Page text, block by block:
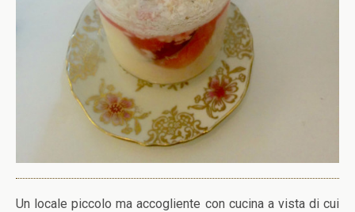
Un locale piccolo ma accogliente con cucina a vista di cui